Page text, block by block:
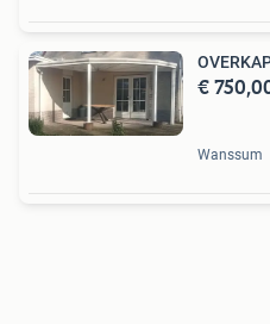
€
Wanssum